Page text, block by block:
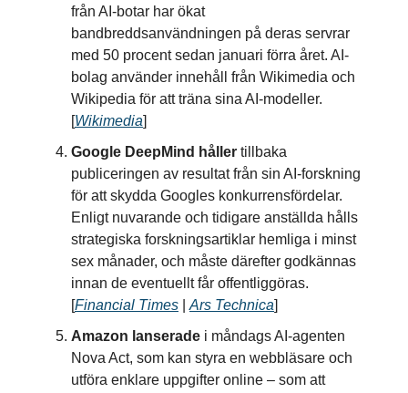
från AI-botar har ökat
bandbreddsanvändningen på deras servrar
med 50 procent sedan januari förra året. AI-
bolag använder innehåll från Wikimedia och
Wikipedia för att träna sina AI-modeller.
[Wikimedia]
Google DeepMind håller tillbaka
publiceringen av resultat från sin AI-forskning
för att skydda Googles konkurrensfördelar.
Enligt nuvarande och tidigare anställda hålls
strategiska forskningsartiklar hemliga i minst
sex månader, och måste därefter godkännas
innan de eventuellt får offentliggöras.
[Financial Times Ars Technica]
Amazon lanserade i måndags AI-agenten
Nova Act, som kan styra en webbläsare och
utföra enklare uppgifter online – som att